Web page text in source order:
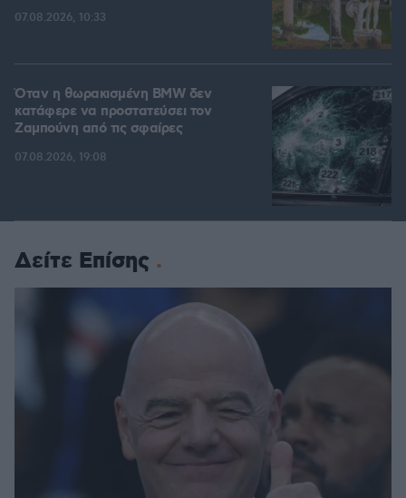
07.08.2026, 10:33
Όταν η θωρακισμένη BMW δεν
κατάφερε να προστατεύσει τον
Ζαμπούνη από τις σφαίρες
07.08.2026, 19:08
Δείτε Επίσης